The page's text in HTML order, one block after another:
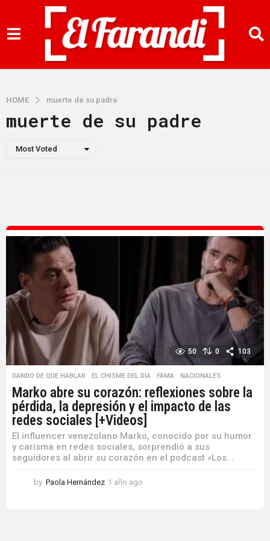
HOME muerte de su padre
muerte de su padre
Most Voted
50 0 103
DANDO DE QUE HABLAR ,EL CHISME DEL DÍA ,FAMA ,NACIONALES
Marko abre su corazón: reflexiones sobre la
pérdida, la depresión y el impacto de las
redes sociales [+Videos]
El influencer venezolano Marko, conocido por su humor
y carisma en redes sociales, sorprendió a sus
seguidores al abrir su corazón en el podcast «Los...
by Paola Hernández 1 año ago